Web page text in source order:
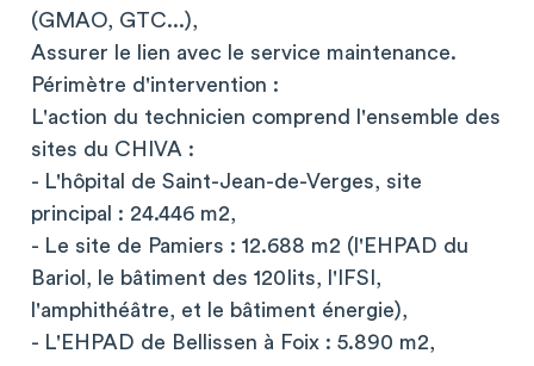
(GMAO, GTC...),
Assurer le lien avec le service maintenance.
Périmètre d'intervention :
L'action du technicien comprend l'ensemble des
sites du CHIVA :
- L'hôpital de Saint-Jean-de-Verges, site
principal : 24.446 m2,
- Le site de Pamiers : 12.688 m2 (l'EHPAD du
Bariol, le bâtiment des 120Iits, l'IFSI,
l'amphithéâtre, et le bâtiment énergie),
- L'EHPAD de Bellissen à Foix : 5.890 m2,